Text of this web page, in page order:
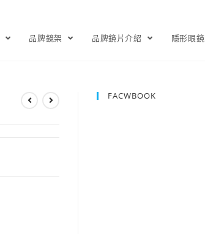
品牌鏡架 品牌鏡片介紹 隱形眼鏡
FACWBOOK